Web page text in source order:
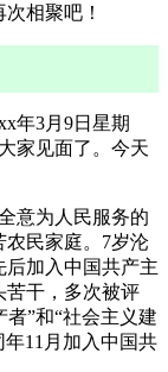
相聚吧！
年3月9日星期
家见面了。今天
意为人民服务的
农民家庭。7岁沦
后加入中国共产主
苦干，多次被评
者”和“社会主义建
年11月加入中国共